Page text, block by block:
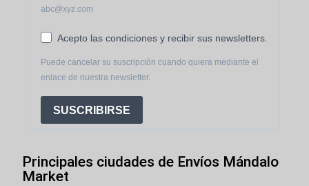
abc@xyz.com
Acepto las condiciones y recibir sus newsletters.
Puede cancelar su suscripción cuando quiera mediante el
enlace de nuestra newsletter.
SUSCRIBIRSE
Principales ciudades de Envíos Mándalo
Market